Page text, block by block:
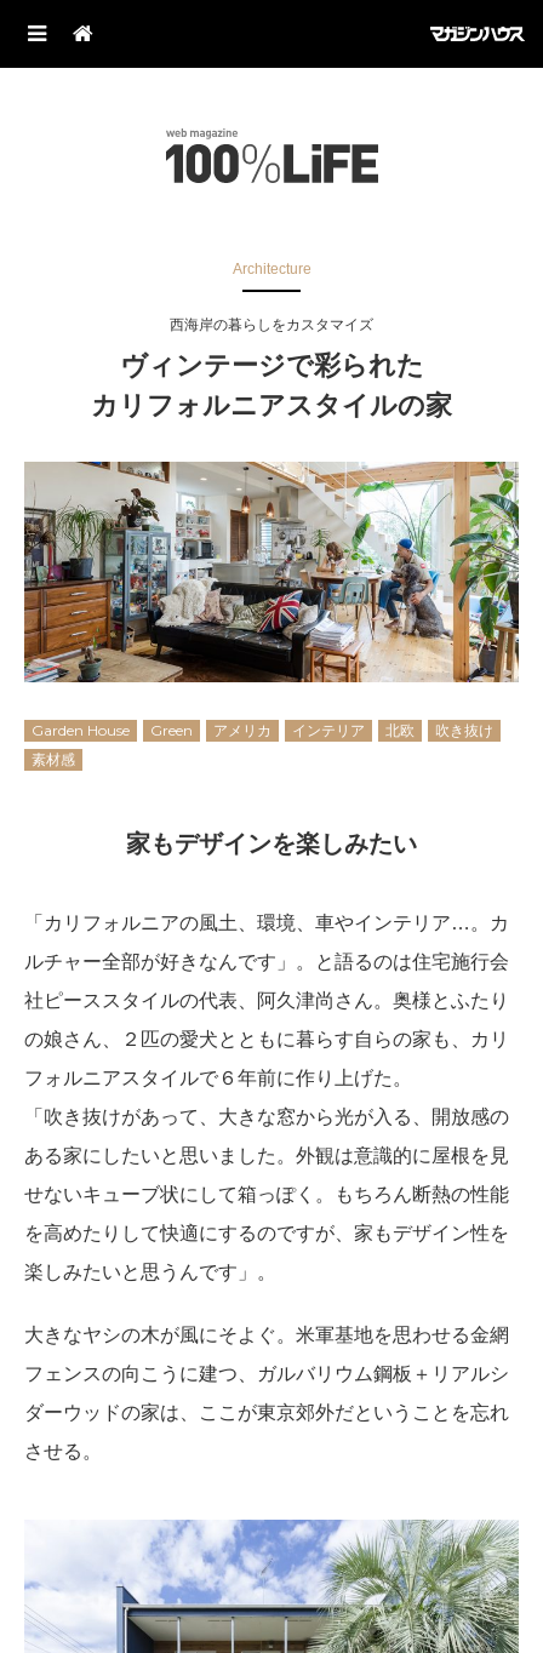
Architecture
西海岸の暮らしをカスタマイズ
ヴィンテージで彩られた
カリフォルニアスタイルの家
Garden House Green アメリカ インテリア 北欧
吹き抜け
素材感
家もデザインを楽しみたい
「カリフォルニアの風土、環境、車やインテリア…。カ
ルチャー全部が好きなんです」。と語るのは住宅施行会
社ピーススタイルの代表、阿久津尚さん。奥様とふたり
の娘さん、２匹の愛犬とともに暮らす自らの家も、カリ
フォルニアスタイルで６年前に作り上げた。
「吹き抜けがあって、大きな窓から光が入る、開放感の
ある家にしたいと思いました。外観は意識的に屋根を見
せないキューブ状にして箱っぽく。もちろん断熱の性能
を高めたりして快適にするのですが、家もデザイン性を
楽しみたいと思うんです」。
大きなヤシの木が風にそよぐ。米軍基地を思わせる金網
フェンスの向こうに建つ、ガルバリウム鋼板＋リアルシ
ダーウッドの家は、ここが東京郊外だということを忘れ
させる。